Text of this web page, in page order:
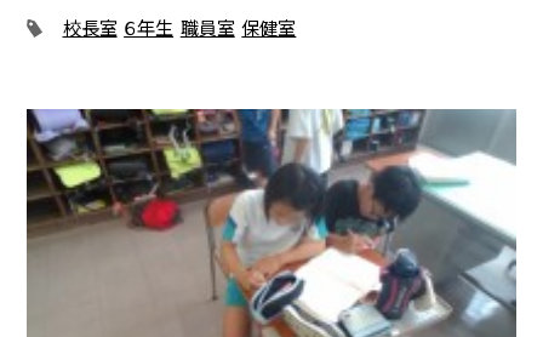
校長室 ６年生 職員室 保健室